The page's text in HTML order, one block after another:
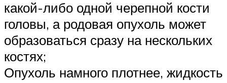
какой-либо одной черепной кости
головы, а родовая опухоль может
образоваться сразу на нескольких
костях;
Опухоль намного плотнее, жидкость